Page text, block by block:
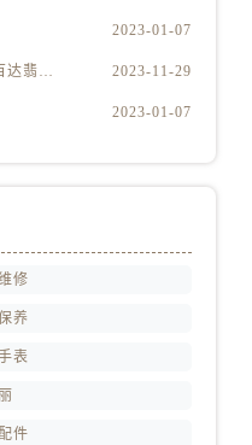
2023-01-07
怎样调试校准百达翡丽手表？（百达翡丽手表的调试校准方法） 2023-11-29
2023-01-07
修
养
表
件